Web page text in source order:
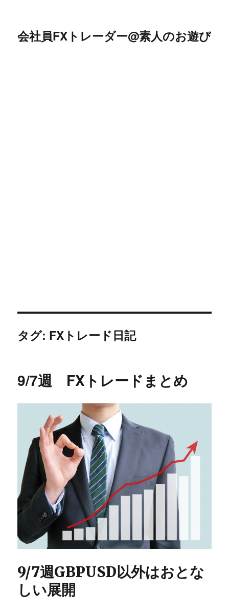
会社員FXトレーダー@素人のお遊び
タグ: FXトレード日記
9/7週 FXトレードまとめ
9/7週GBPUSD以外はおとな
しい展開